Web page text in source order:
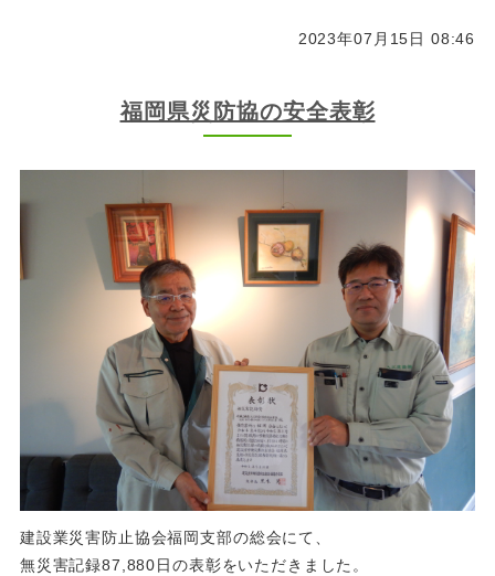
2023年07月15日 08:46
福岡県災防協の安全表彰
建設業災害防止協会福岡支部の総会にて、
無災害記録87,880日の表彰をいただきました。